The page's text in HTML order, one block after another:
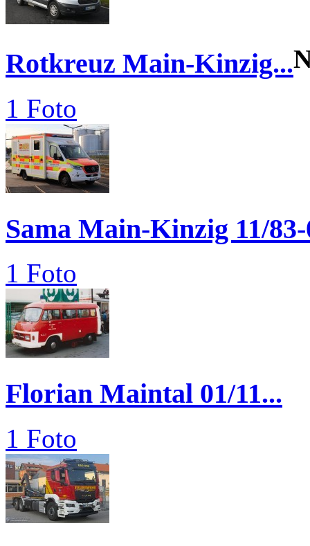
Rotkreuz Main-Kinzig...
1 Foto
Sama Main-Kinzig 11/
1 Foto
Florian Maintal 01/11...
1 Foto